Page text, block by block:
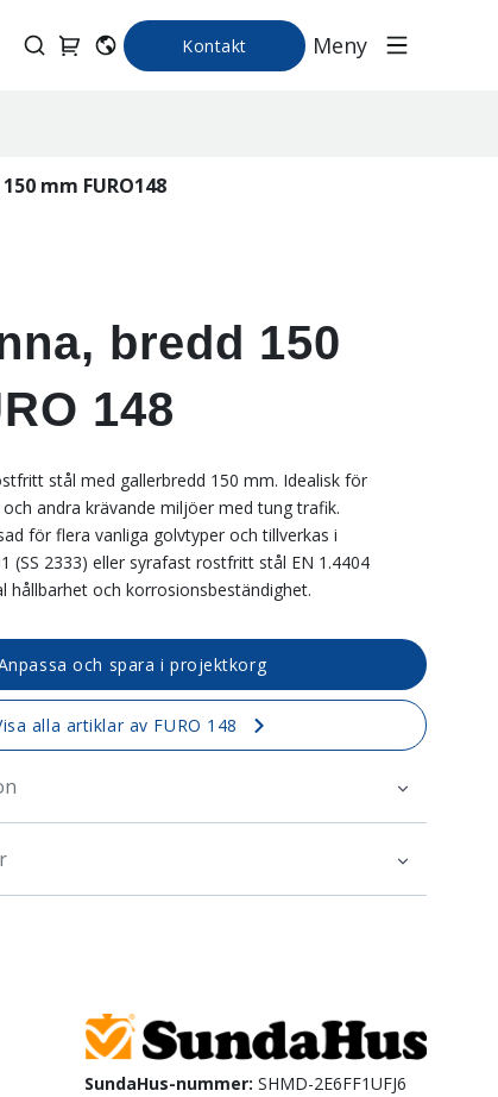
Kontakt Meny
mm FURO148
bredd 150
148
stål med gallerbredd 150 mm. Idealisk för
andra krävande miljöer med tung trafik.
för flera vanliga golvtyper och tillverkas i
(SS 2333) eller syrafast rostfritt stål EN 1.4404
hållbarhet och korrosionsbeständighet.
och spara i projektkorg
alla artiklar av FURO 148
SundaHus-nummer: SHMD-2E6FF1UFJ6